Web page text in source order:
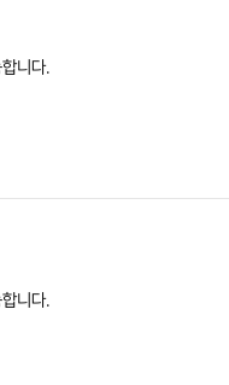
니다.
니다.